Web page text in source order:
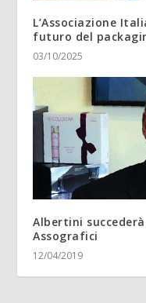
L’Associazione
futuro del
03/10/2025
Albertini
Assografici
12/04/2019